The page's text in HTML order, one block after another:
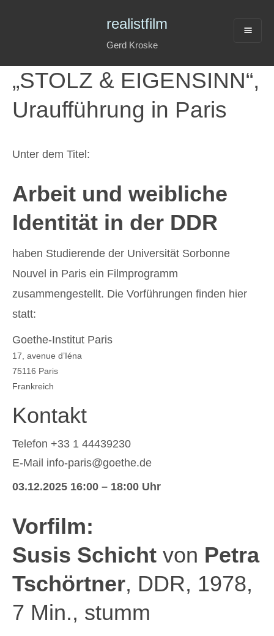
realistfilm
Gerd Kroske
„STOLZ & EIGENSINN“,
Uraufführung in Paris
Unter dem Titel:
Arbeit und weibliche
Identität in der DDR
haben Studierende der Universität Sorbonne
Nouvel in Paris ein Filmprogramm
zusammengestellt. Die Vorführungen finden hier
statt:
Goethe-Institut Paris
17, avenue d’Iéna
75116 Paris
Frankreich
Kontakt
Telefon +33 1 44439230
E-Mail info-paris@goethe.de
03.12.2025 16:00 – 18:00 Uhr
Vorfilm:
Susis Schicht von Petra
Tschörtner, DDR, 1978,
7 Min., stumm